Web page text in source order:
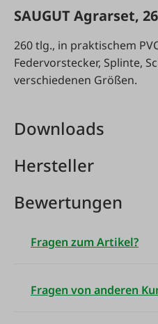
SAUGUT Agrarset,
260 tlg., in praktischem
Federvorstecker, Splinte,
verschiedenen Größen.
Downloads
Hersteller
Bewertungen
Fragen zum Artikel?
Fragen von anderen